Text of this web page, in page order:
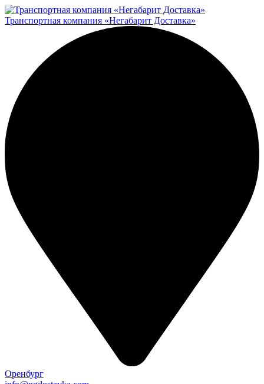
Транспортная компания «Негабарит Доставка»
Оренбург